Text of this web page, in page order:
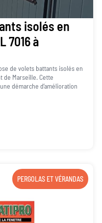
isolés en
7016 à
de volets battants isolés en
de Marseille. Cette
démarche d’amélioration
PERGOLAS ET VÉRANDAS